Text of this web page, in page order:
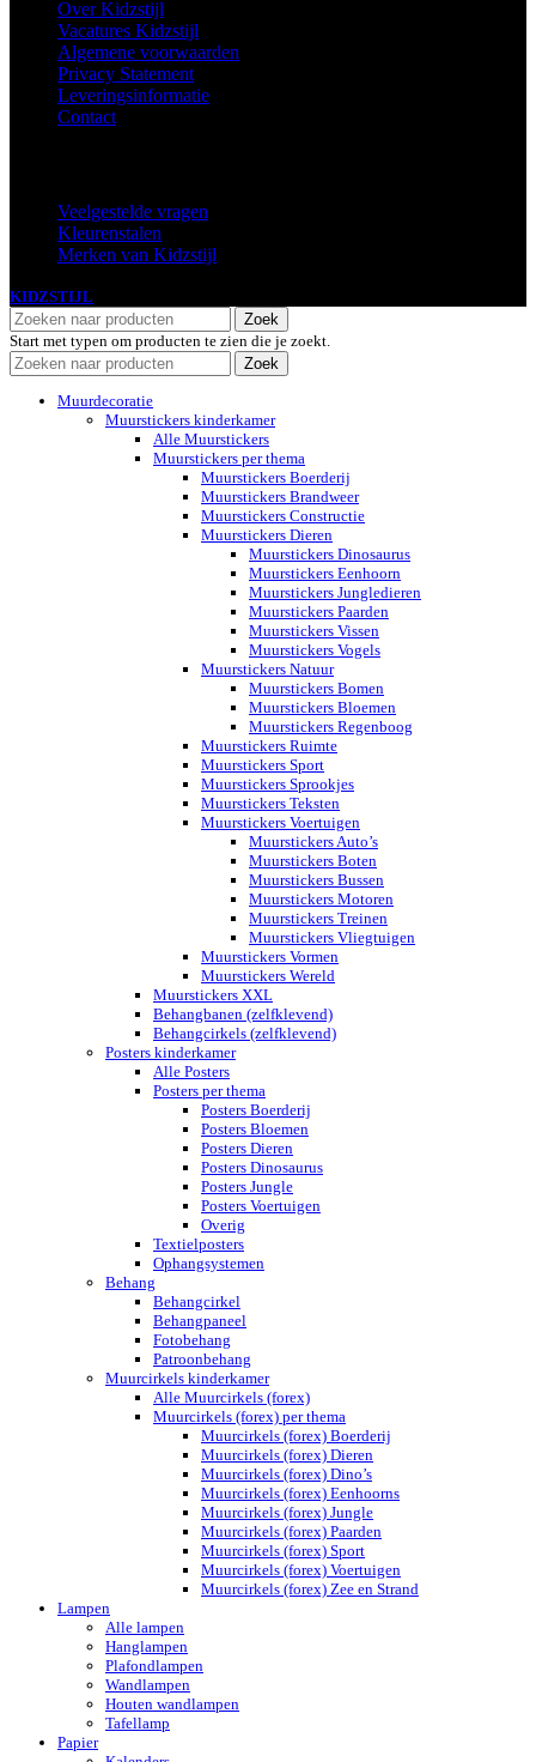
Over Kidzstijl
Vacatures Kidzstijl
Algemene voorwaarden
Privacy Statement
Leveringsinformatie
Contact
Veelgestelde vragen
Kleurenstalen
Merken van Kidzstijl
KIDZSTIJL
Zoek
Start met typen om producten te zien die je zoekt.
Zoek
Muurdecoratie
Muurstickers kinderkamer
Alle Muurstickers
Muurstickers per thema
Muurstickers Boerderij
Muurstickers Brandweer
Muurstickers Constructie
Muurstickers Dieren
Muurstickers Dinosaurus
Muurstickers Eenhoorn
Muurstickers Jungledieren
Muurstickers Paarden
Muurstickers Vissen
Muurstickers Vogels
Muurstickers Natuur
Muurstickers Bomen
Muurstickers Bloemen
Muurstickers Regenboog
Muurstickers Ruimte
Muurstickers Sport
Muurstickers Sprookjes
Muurstickers Teksten
Muurstickers Voertuigen
Muurstickers Auto’s
Muurstickers Boten
Muurstickers Bussen
Muurstickers Motoren
Muurstickers Treinen
Muurstickers Vliegtuigen
Muurstickers Vormen
Muurstickers Wereld
Muurstickers XXL
Behangbanen (zelfklevend)
Behangcirkels (zelfklevend)
Posters kinderkamer
Alle Posters
Posters per thema
Posters Boerderij
Posters Bloemen
Posters Dieren
Posters Dinosaurus
Posters Jungle
Posters Voertuigen
Overig
Textielposters
Ophangsystemen
Behang
Behangcirkel
Behangpaneel
Fotobehang
Patroonbehang
Muurcirkels kinderkamer
Alle Muurcirkels (forex)
Muurcirkels (forex) per thema
Muurcirkels (forex) Boerderij
Muurcirkels (forex) Dieren
Muurcirkels (forex) Dino’s
Muurcirkels (forex) Eenhoorns
Muurcirkels (forex) Jungle
Muurcirkels (forex) Paarden
Muurcirkels (forex) Sport
Muurcirkels (forex) Voertuigen
Muurcirkels (forex) Zee en Strand
Lampen
Alle lampen
Hanglampen
Plafondlampen
Wandlampen
Houten wandlampen
Tafellamp
Papier